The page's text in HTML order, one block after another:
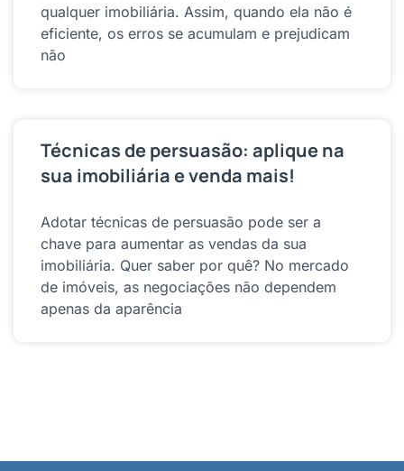
qualquer imobiliária. Assim, quando ela não é
eficiente, os erros se acumulam e prejudicam
não
Técnicas de persuasão: aplique na
sua imobiliária e venda mais!
Adotar técnicas de persuasão pode ser a
chave para aumentar as vendas da sua
imobiliária. Quer saber por quê? No mercado
de imóveis, as negociações não dependem
apenas da aparência